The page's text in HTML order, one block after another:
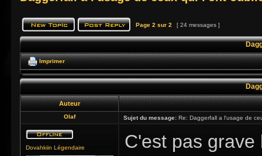
Page 2 sur 2 [ 24 messages ]
Imprimer
Auteur
Olaf Sujet du message: Re: Daggerfall a l'usage de
Dovahkiin Légendaire
C'est pas